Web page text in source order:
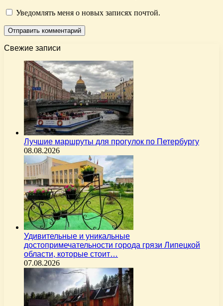
Уведомлять меня о новых записях почтой.
Свежие записи
Лучшие маршруты для прогулок по Петербургу
08.08.2026
Удивительные и уникальные
достопримечательности города грязи Липецкой
области, которые стоит…
07.08.2026